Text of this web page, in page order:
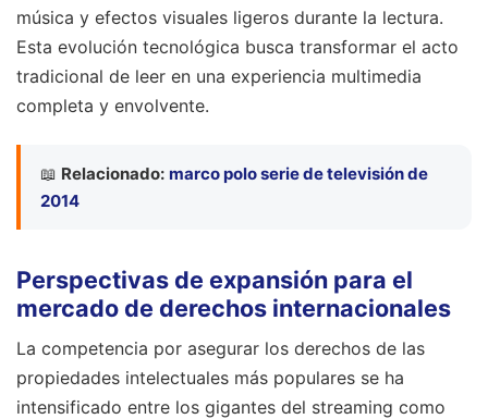
música y efectos visuales ligeros durante la lectura.
Esta evolución tecnológica busca transformar el acto
tradicional de leer en una experiencia multimedia
completa y envolvente.
📖 Relacionado: marco polo serie de televisión de
2014
Perspectivas de expansión para el
mercado de derechos internacionales
La competencia por asegurar los derechos de las
propiedades intelectuales más populares se ha
intensificado entre los gigantes del streaming como